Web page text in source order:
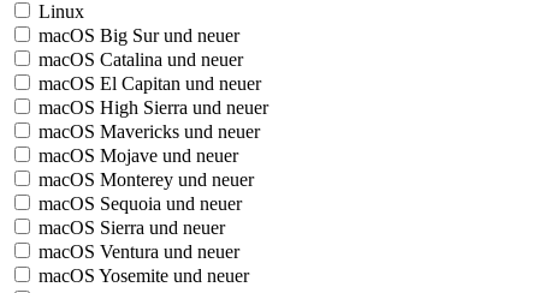
Linux
macOS Big Sur und neuer
macOS Catalina und neuer
macOS El Capitan und neuer
macOS High Sierra und neuer
macOS Mavericks und neuer
macOS Mojave und neuer
macOS Monterey und neuer
macOS Sequoia und neuer
macOS Sierra und neuer
macOS Ventura und neuer
macOS Yosemite und neuer